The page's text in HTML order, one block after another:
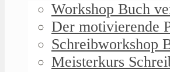
Workshop Buch
Der motivierende
Schreibworkshop
Meisterkurs